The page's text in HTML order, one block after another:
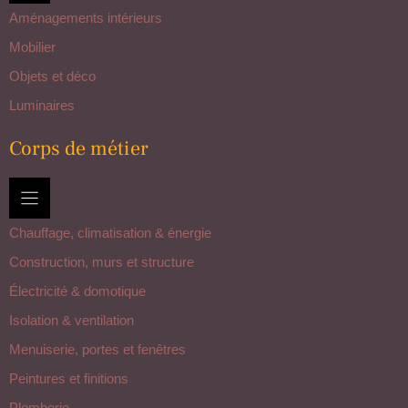
Aménagements intérieurs
Mobilier
Objets et déco
Luminaires
Corps de métier
Chauffage, climatisation & énergie
Construction, murs et structure
Électricité & domotique
Isolation & ventilation
Menuiserie, portes et fenêtres
Peintures et finitions